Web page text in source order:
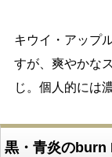
キウイ・アップ
すが、爽やかな
じ。個人的には
黒・青炎のburn